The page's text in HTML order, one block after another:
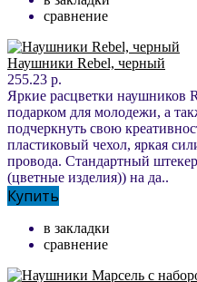
сравнение
Наушники Rebel, черный
255.23 р.
Яркие расцветки наушников
подарком для молодежи, а
подчеркнуть свою
пластиковый чехол, яркая
провода. Стандартный
(цветные изделия)) на да..
Купить
в закладки
сравнение